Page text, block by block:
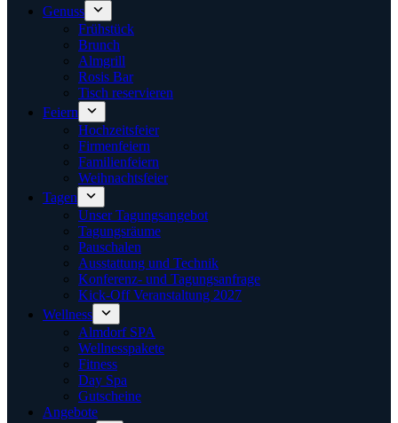
Genuss
Frühstück
Brunch
Almgrill
Rosis Bar
Tisch reservieren
Feiern
Hochzeitsfeier
Firmenfeiern
Familienfeiern
Weihnachtsfeier
Tagen
Unser Tagungsangebot
Tagungsräume
Pauschalen
Ausstattung und Technik
Konferenz- und Tagungsanfrage
Kick-Off Veranstaltung 2027
Wellness
Almdorf SPA
Wellnesspakete
Fitness
Day Spa
Gutscheine
Angebote